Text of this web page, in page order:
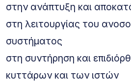
στην ανάπτυξη και
στη λειτουργίας του
συστήματος
στη συντήρηση και
κυττάρων και των ιστών